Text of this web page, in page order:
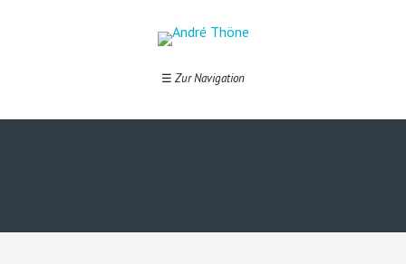
☰ Zur Navigation